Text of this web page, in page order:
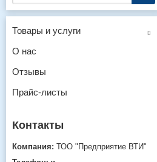
Товары и услуги
О нас
Отзывы
Прайс-листы
ТОО "Предприятие ВТИ"